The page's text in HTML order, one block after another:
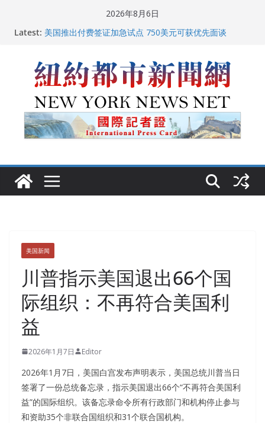
2026年8月6日
Latest: 中国驻美国大使谢锋邀请美国老教师罗纳德·萨科尔斯基
纽约启动“Fix the City”计划 重拳整治长期违规房东
美国最高法院维持“出生公民权” : 出生在美国就是美国
FBI联合纽约警方突袭多名警界高层住所 涉纽约警察局腐
败刑事调查
美国新闻
川普指示美国退出66个国
际组织：不再符合美国利
益
2026年1月7日 Editor
2026年1月7日，美国白宫发布声明表示，美国总统川普当日
签署了一份总统备忘录，指示美国退出66个“不再符合美国利
益”的国际组织。该备忘录命令所有行政部门和机构停止参与
和资助35个非联合国组织和31个联合国机构。